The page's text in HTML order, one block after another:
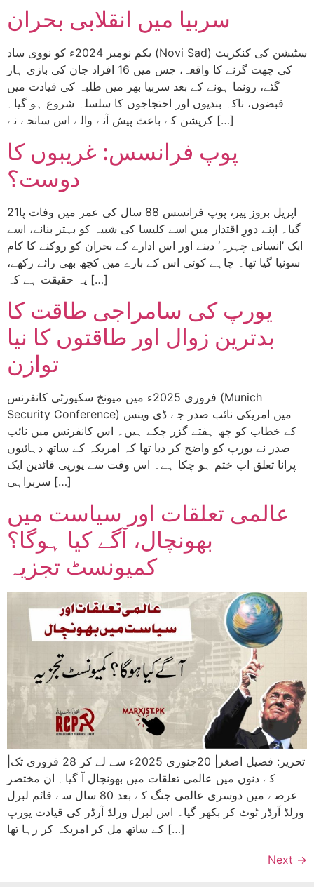
سربیا میں انقلابی بحران
یکم نومبر 2024ء کو نووی ساد (Novi Sad) سٹیشن کی کنکریٹ
کی چھت گرنے کا واقعہ، جس میں 16 افراد جان کی بازی ہار
گئے، رونما ہونے کے بعد سربیا بھر میں طلبہ کی قیادت میں
قبضوں، ناکہ بندیوں اور احتجاجوں کا سلسلہ شروع ہو گیا۔
کرپشن کے باعث پیش آنے والے اس سانحے نے […]
پوپ فرانسس: غریبوں کا
دوست؟
21اپریل بروز پیر، پوپ فرانسس 88 سال کی عمر میں وفات پا
گیا۔ اپنے دورِ اقتدار میں اسے کلیسا کی شبیہ کو بہتر بنانے، اسے
ایک ’انسانی چہرہ‘ دینے اور اس ادارے کے بحران کو روکنے کا کام
سونپا گیا تھا۔ چاہے کوئی اس کے بارے میں کچھ بھی رائے رکھے،
یہ حقیقت ہے کہ […]
یورپ کی سامراجی طاقت کا
بدترین زوال اور طاقتوں کا نیا
توازن
فروری 2025ء میں میونخ سکیورٹی کانفرنس (Munich
Security Conference) میں امریکی نائب صدر جے ڈی وینس
کے خطاب کو چھ ہفتے گزر چکے ہیں۔ اس کانفرنس میں نائب
صدر نے یورپ کو واضح کر دیا تھا کہ امریکہ کے ساتھ دہائیوں
پرانا تعلق اب ختم ہو چکا ہے۔ اس وقت سے یورپی قائدین ایک
سربراہی […]
عالمی تعلقات اور سیاست میں
بھونچال، آگے کیا ہوگا؟
کمیونسٹ تجزیہ
کے دنوں میں عالمی تعلقات میں بھونچال آ گیا۔ ان مختصر
عرصے میں دوسری عالمی جنگ کے بعد 80 سال سے قائم لبرل
ورلڈ آرڈر ٹوٹ کر بکھر گیا۔ اس لبرل ورلڈ آرڈر کی قیادت یورپ
کے ساتھ مل کر امریکہ کر رہا تھا […]
Next →